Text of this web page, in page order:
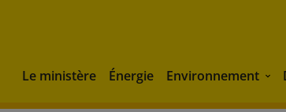
Le ministère Énergie Environnement